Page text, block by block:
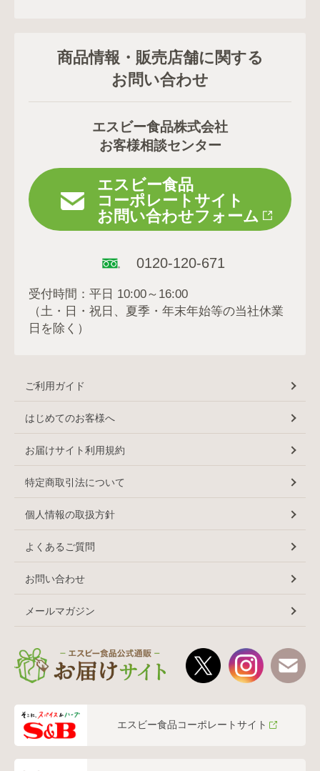
商品情報・販売店舗に関する
お問い合わせ
エスビー食品株式会社
お客様相談センター
エスビー食品
コーポレートサイト
お問い合わせフォーム
0120-120-671
受付時間：平日 10:00～16:00
（土・日・祝日、夏季・年末年始等の当社休業
日を除く）
ご利用ガイド
はじめてのお客様へ
お届けサイト利用規約
特定商取引法について
個人情報の取扱方針
よくあるご質問
お問い合わせ
メールマガジン
エスビー食品コーポレートサイト